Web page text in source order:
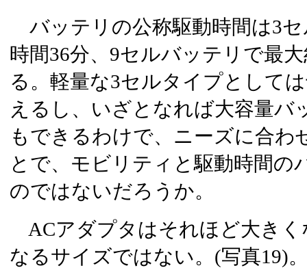
バッテリの公称駆動時間は3
時間36分、9セルバッテリで最
る。軽量な3セルタイプとして
えるし、いざとなれば大容量バ
もできるわけで、ニーズに合わ
とで、モビリティと駆動時間の
のではないだろうか。
ACアダプタはそれほど大きく
なるサイズではない。(写真19)